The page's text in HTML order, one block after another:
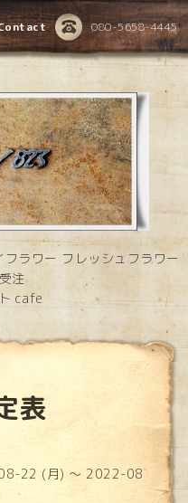
080-5658-4445
ラワー フレッシュフラワー
注
cafe
表
22 (月) ～ 2022-08